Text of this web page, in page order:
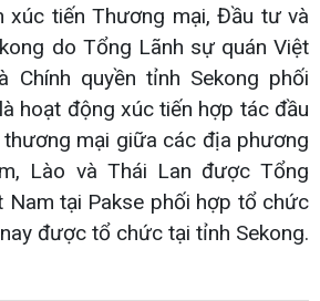
xúc tiến Thương mại, Đầu tư và
do Tổng Lãnh sự quán Việt
Chính quyền tỉnh Sekong phối
hoạt động xúc tiến hợp tác đầu
mại giữa các địa phương
Lào và Thái Lan được Tổng
Nam tại Pakse phối hợp tổ chức
được tổ chức tại tỉnh Sekong.